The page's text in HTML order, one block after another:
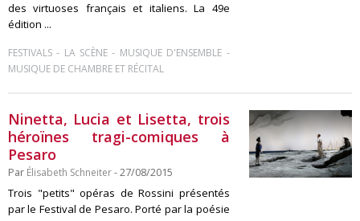
des virtuoses français et italiens. La 49e
édition ...
FESTIVALS - LA SCÈNE - MUSIQUE D'ENSEMBLE -
MUSIQUE DE CHAMBRE ET RÉCITAL
Ninetta, Lucia et Lisetta, trois
héroïnes tragi-comiques à
Pesaro
Par Élisabeth Schneiter- 27/08/2015
Trois "petits" opéras de Rossini présentés
par le Festival de Pesaro. Porté par la poésie